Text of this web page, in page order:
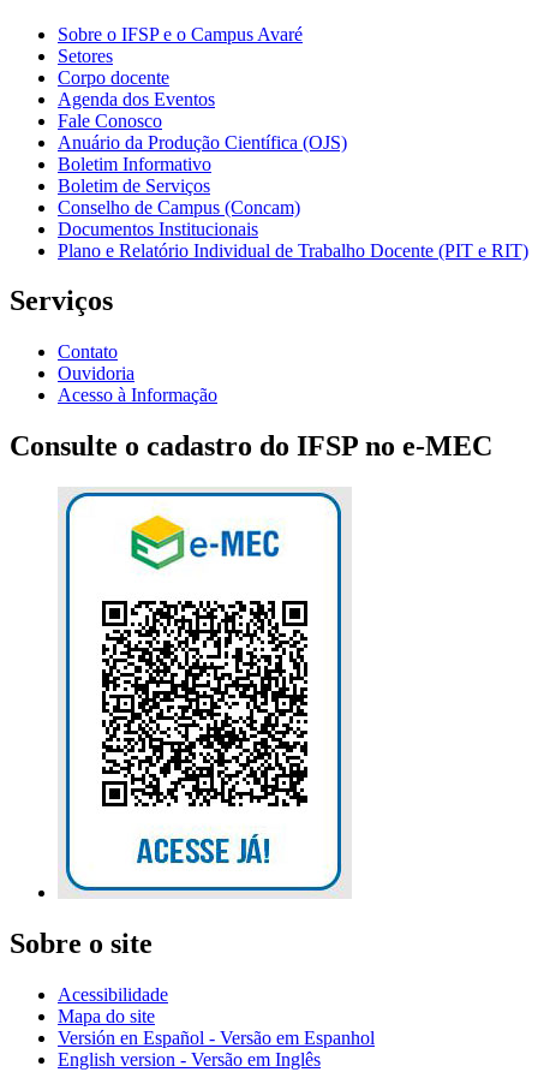
Sobre o IFSP e o Campus Avaré
Setores
Corpo docente
Agenda dos Eventos
Fale Conosco
Anuário da Produção Científica (OJS)
Boletim Informativo
Boletim de Serviços
Conselho de Campus (Concam)
Documentos Institucionais
Plano e Relatório Individual de Trabalho Docente (PIT e RIT)
Serviços
Contato
Ouvidoria
Acesso à Informação
Consulte o cadastro do IFSP no e-MEC
Sobre o site
Acessibilidade
Mapa do site
Versión en Español - Versão em Espanhol
English version - Versão em Inglês